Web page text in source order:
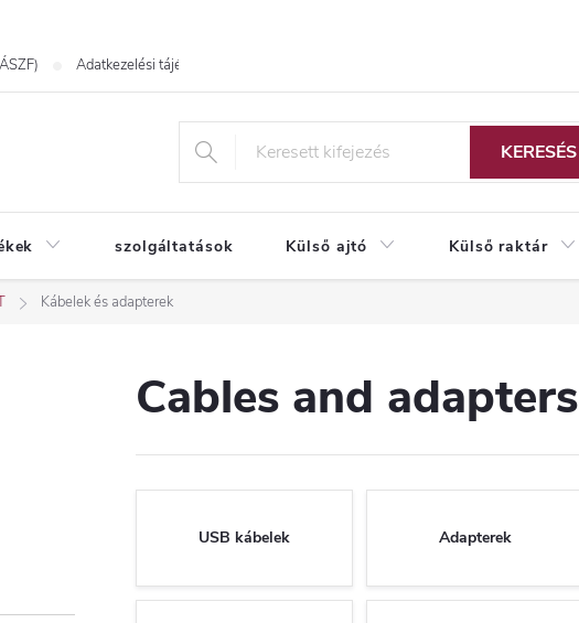
Adatkezelési tájékoztató
KERESÉS
szolgáltatások Külső ajtó Külső raktár
Kábelek és adapterek
Cables and adapters
USB kábelek Adapterek